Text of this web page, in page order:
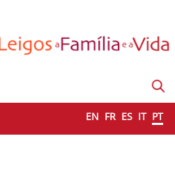
EN FR ES IT PT